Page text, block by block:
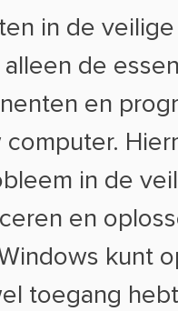
in de
de
en
computer.
in de
en
kunt
toegang